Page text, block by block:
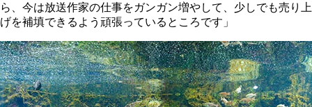
ら、今は放送作家の仕事をガンガン増やして、少しでも売り上
げを補填できるよう頑張っているところです」